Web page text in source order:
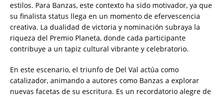
estilos. Para Banzas, este contexto ha sido motivador, ya que
su finalista status llega en un momento de efervescencia
creativa. La dualidad de victoria y nominación subraya la
riqueza del Premio Planeta, donde cada participante
contribuye a un tapiz cultural vibrante y celebratorio.
En este escenario, el triunfo de Del Val actúa como
catalizador, animando a autores como Banzas a explorar
nuevas facetas de su escritura. Es un recordatorio alegre de